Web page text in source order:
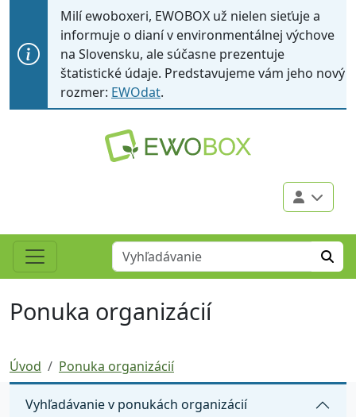
Milí ewoboxeri, EWOBOX už nielen sieťuje a
informuje o dianí v environmentálnej výchove
na Slovensku, ale súčasne prezentuje
štatistické údaje. Predstavujeme vám jeho nový
rozmer: EWOdat.
Ponuka organizácií
Úvod Ponuka organizácií
Vyhľadávanie v ponukách organizácií